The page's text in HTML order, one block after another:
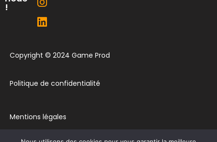
!
Copyright © 2024 Game Prod
Politique de confidentialité
Mentions légales